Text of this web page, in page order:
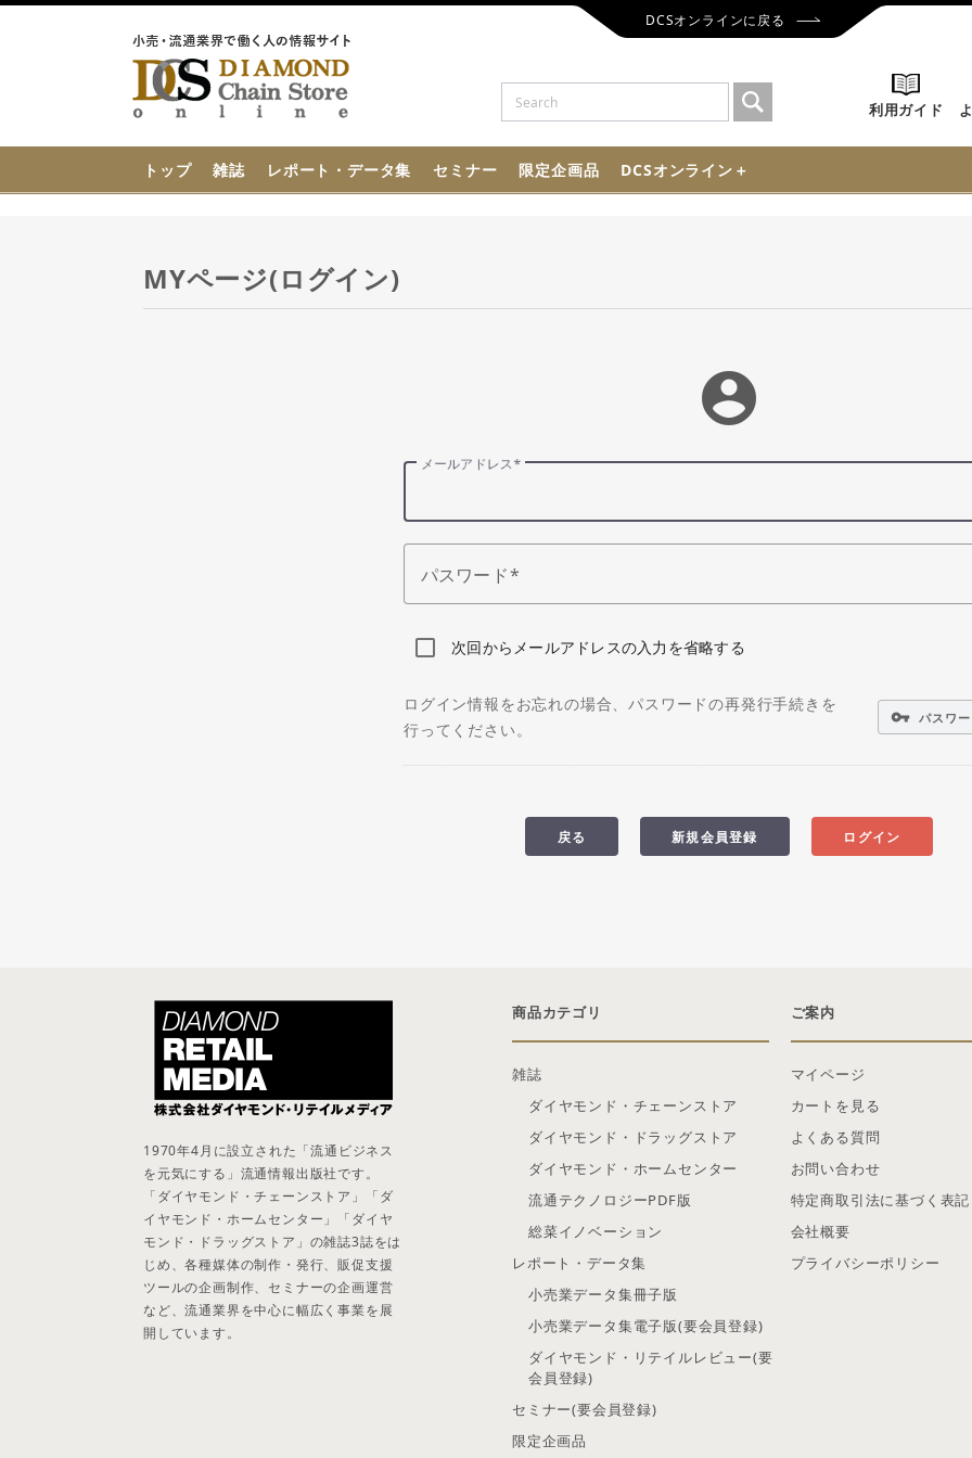
DCSオンラインに戻る
利用ガイド
トップ 雑誌 レポート・データ集 セミナー 限定企画品 DCSオンライン＋
MYページ(ログイン)
account_circle
メールアドレス
パスワード
次回からメールアドレスの入力を省略する
ログイン情報をお忘れの場合、パスワードの再発行手続きを
行ってください。
vpn_key パスワ
ログイン
新規会員登録
戻る
商品カテゴリ
雑誌
ダイヤモンド・チェーンストア
ダイヤモンド・ドラッグストア
ダイヤモンド・ホームセンター
流通テクノロジーPDF版
総菜イノベーション
レポート・データ集
小売業データ集冊子版
小売業データ集電子版(要会員登録)
ダイヤモンド・リテイルレビュー(要
会員登録)
セミナー(要会員登録)
限定企画品
ご案内
マイページ
カートを見る
よくある質問
お問い合わせ
特定商取引法に基づく表記
会社概要
プライバシーポリシー
1970年4月に設立された「流通ビジネス
を元気にする」流通情報出版社です。
「ダイヤモンド・チェーンストア」「ダ
イヤモンド・ホームセンター」「ダイヤ
モンド・ドラッグストア」の雑誌3誌をは
じめ、各種媒体の制作・発行、販促支援
ツールの企画制作、セミナーの企画運営
など、流通業界を中心に幅広く事業を展
開しています。